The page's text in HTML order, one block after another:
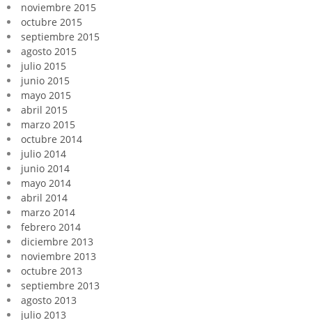
noviembre 2015
octubre 2015
septiembre 2015
agosto 2015
julio 2015
junio 2015
mayo 2015
abril 2015
marzo 2015
octubre 2014
julio 2014
junio 2014
mayo 2014
abril 2014
marzo 2014
febrero 2014
diciembre 2013
noviembre 2013
octubre 2013
septiembre 2013
agosto 2013
julio 2013